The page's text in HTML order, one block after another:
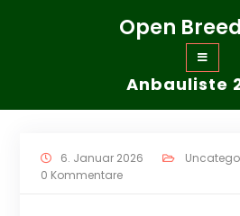
Open
Anbauliste
6. Januar 2026
0 Kommentare